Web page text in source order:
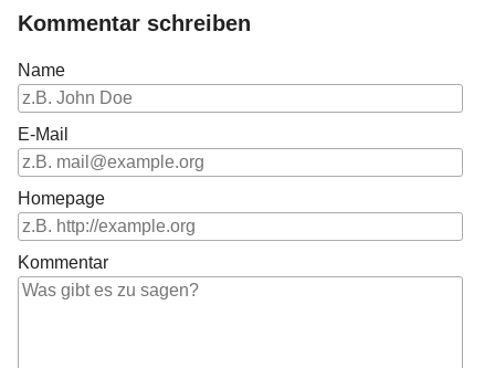
Kommentar schreiben
Name
E-Mail
Homepage
Kommentar